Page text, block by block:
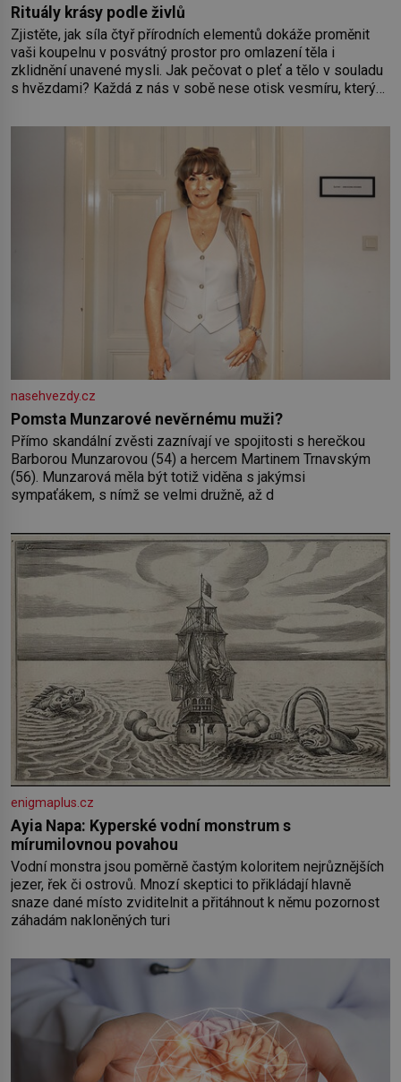
Rituály krásy podle živlů
Zjistěte, jak síla čtyř přírodních elementů dokáže proměnit
vaši koupelnu v posvátný prostor pro omlazení těla i
zklidnění unavené mysli. Jak pečovat o pleť a tělo v souladu
s hvězdami? Každá z nás v sobě nese otisk vesmíru, který
pokožky. Ohnivá znamení Ženy narozené ve znamení Berana,
nasehvezdy.cz
Pomsta Munzarové nevěrnému muži?
Přímo skandální zvěsti zaznívají ve spojitosti s herečkou
Barborou Munzarovou (54) a hercem Martinem Trnavským
(56). Munzarová měla být totiž viděna s jakýmsi
sympaťákem, s nímž se velmi družně, až d
enigmaplus.cz
Ayia Napa: Kyperské vodní monstrum s
mírumilovnou povahou
Vodní monstra jsou poměrně častým koloritem nejrůznějších
jezer, řek či ostrovů. Mnozí skeptici to přikládají hlavně
snaze dané místo zviditelnit a přitáhnout k němu pozornost
záhadám nakloněných turi